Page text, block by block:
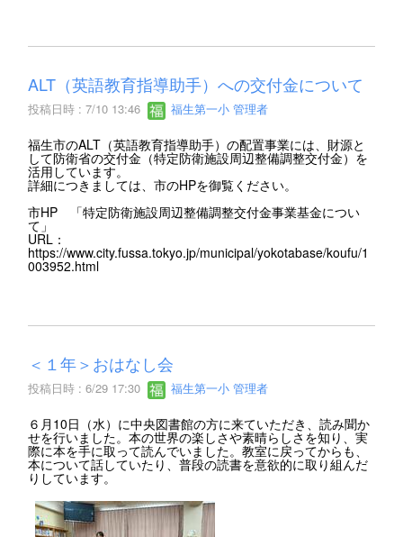
ALT（英語教育指導助手）への交付金について
投稿日時 : 7/10 13:46 福生第一小 管理者
福生市のALT（英語教育指導助手）の配置事業には、財源と
して防衛省の交付金（特定防衛施設周辺整備調整交付金）を
活用しています。
詳細につきましては、市のHPを御覧ください。
市HP 「特定防衛施設周辺整備調整交付金事業基金につい
て」
URL：
https://www.city.fussa.tokyo.jp/municipal/yokotabase/koufu/1
003952.html
＜１年＞おはなし会
投稿日時 : 6/29 17:30 福生第一小 管理者
６月10日（水）に中央図書館の方に来ていただき、読み聞か
せを行いました。本の世界の楽しさや素晴らしさを知り、実
際に本を手に取って読んでいました。教室に戻ってからも、
本について話していたり、普段の読書を意欲的に取り組んだ
りしています。